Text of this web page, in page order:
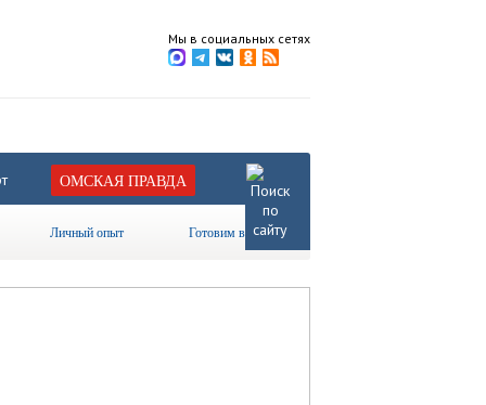
Мы в социальных сетях
ОМСКАЯ ПРАВДА
Личный опыт Готовим вместе